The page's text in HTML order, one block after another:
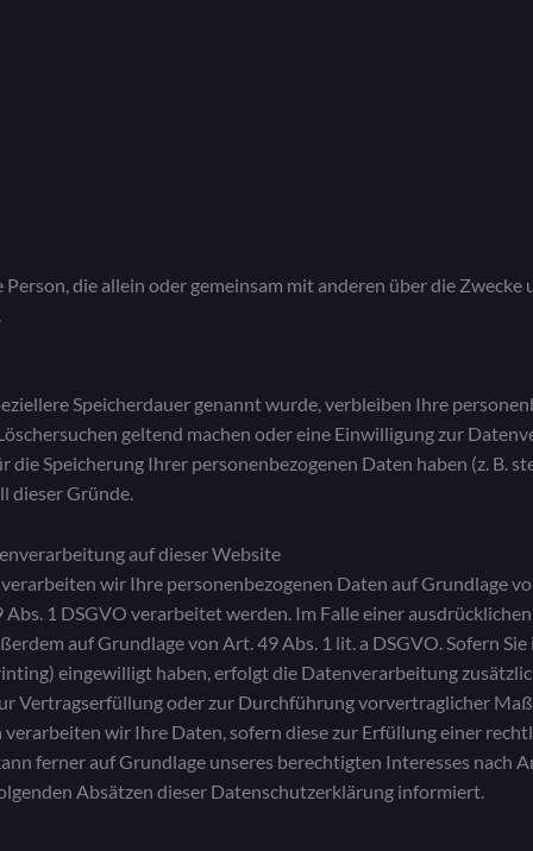
die allein oder gemeinsam mit anderen über die
Speicherdauer genannt wurde, verbleiben Ihre
geltend machen oder eine Einwilligung zur
Speicherung Ihrer personenbezogenen Daten haben (z. B.
dieser Gründe.
auf dieser Website
wir Ihre personenbezogenen Daten auf Grundlage
1 DSGVO verarbeitet werden. Im Falle einer
auf Grundlage von Art. 49 Abs. 1 lit. a DSGVO. Sofern
eingewilligt haben, erfolgt die Datenverarbeitung
Vertragserfüllung oder zur Durchführung vorvertraglicher
verarbeiten wir Ihre Daten, sofern diese zur Erfüllung einer
ferner auf Grundlage unseres berechtigten Interesses nach
Absätzen dieser Datenschutzerklärung informiert.